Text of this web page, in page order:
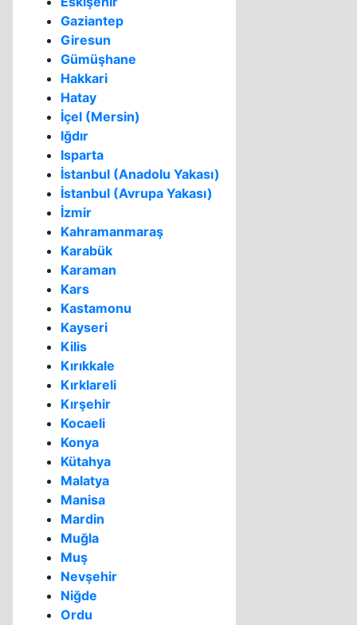
Gaziantep
Giresun
Gümüşhane
Hakkari
Hatay
İçel (Mersin)
Iğdır
Isparta
İstanbul (Anadolu Yakası)
İstanbul (Avrupa Yakası)
İzmir
Kahramanmaraş
Karabük
Karaman
Kars
Kastamonu
Kayseri
Kilis
Kırıkkale
Kırklareli
Kırşehir
Kocaeli
Konya
Kütahya
Malatya
Manisa
Mardin
Muğla
Muş
Nevşehir
Niğde
Ordu